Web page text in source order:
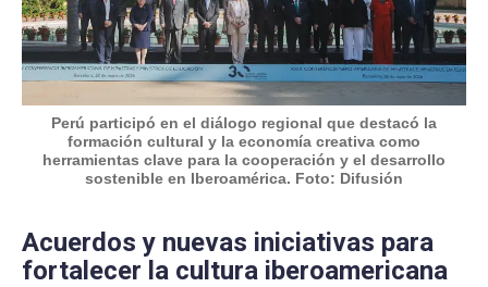
Perú participó en el diálogo regional que destacó la
formación cultural y la economía creativa como
herramientas clave para la cooperación y el desarrollo
sostenible en Iberoamérica. Foto: Difusión
Acuerdos y nuevas iniciativas para
fortalecer la cultura iberoamericana